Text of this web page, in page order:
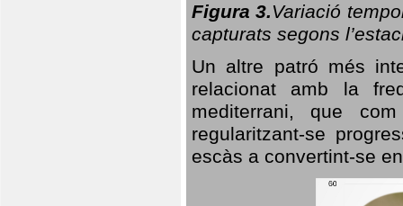
Figura 3.Variació
capturats segons
Un altre patró més
relacionat amb la
mediterrani, que
regularitzant-se
escàs a convertint-se